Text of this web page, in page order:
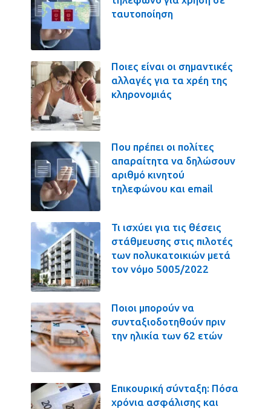
ταυτοποίηση
Ποιες είναι οι σημαντικές
αλλαγές για τα χρέη της
κληρονομιάς
Που πρέπει οι πολίτες
απαραίτητα να δηλώσουν
αριθμό κινητού
τηλεφώνου και email
Τι ισχύει για τις θέσεις
στάθμευσης στις πιλοτές
των πολυκατοικιών μετά
τον νόμο 5005/2022
Ποιοι μπορούν να
συνταξιοδοτηθούν πριν
την ηλικία των 62 ετών
Επικουρική σύνταξη: Πόσα
χρόνια ασφάλισης και